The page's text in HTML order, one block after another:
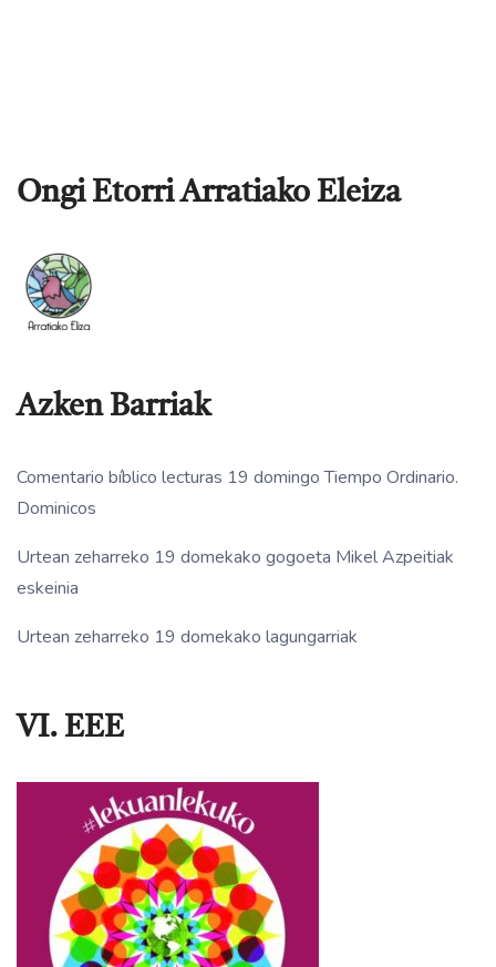
Ongi Etorri Arratiako Eleiza
Azken Barriak
Comentario bíblico lecturas 19 domingo Tiempo Ordinario.
Dominicos
Urtean zeharreko 19 domekako gogoeta Mikel Azpeitiak
eskeinia
Urtean zeharreko 19 domekako lagungarriak
VI. EEE